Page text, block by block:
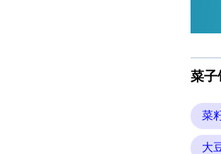
菜子
菜
大